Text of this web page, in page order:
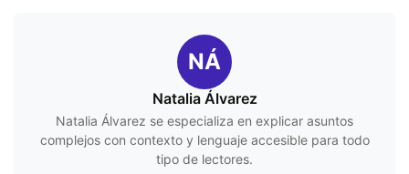
NÁ
Natalia Álvarez
Natalia Álvarez se especializa en explicar asuntos
complejos con contexto y lenguaje accesible para todo
tipo de lectores.